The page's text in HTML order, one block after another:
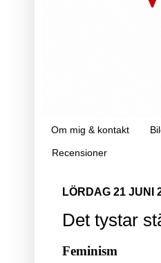
Om mig & kontakt
Recensioner
LÖRDAG 21 JUNI
Det tystar
Feminism